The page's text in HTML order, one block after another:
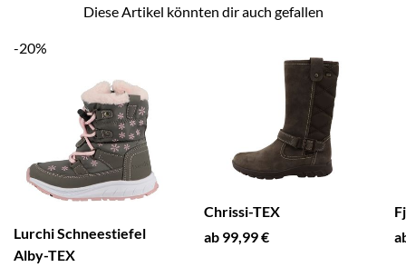
Diese Artikel könnten dir auch gefallen
-20%
Lurchi Schneestiefel
Alby-TEX
Chrissi-TEX
ab 99,99 €